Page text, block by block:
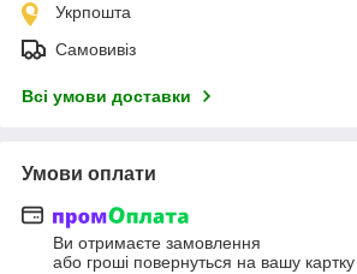
Укрпошта
Самовивіз
Всі умови доставки
Умови оплати
Ви отримаєте замовлення
або гроші повернуться на вашу картку